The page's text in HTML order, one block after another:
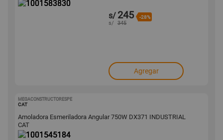
s/ 245 -28%
s/ 345
Agregar
MEGACONSTRUCTORESPE
CAT
Amoladora Esmeriladora Angular 750W DX371 INDUSTRIAL
CAT